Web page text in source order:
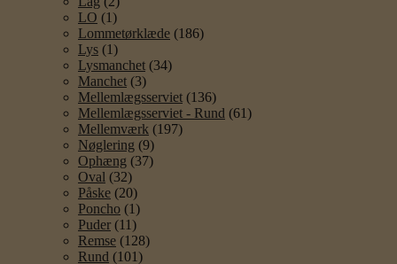
LO (1)
Lommetørklæde (186)
Lys (1)
Lysmanchet (34)
Manchet (3)
Mellemlægsserviet (136)
Mellemlægsserviet - Rund (61)
Mellemværk (197)
Nøglering (9)
Ophæng (37)
Oval (32)
Påske (20)
Poncho (1)
Puder (11)
Remse (128)
Rund (101)